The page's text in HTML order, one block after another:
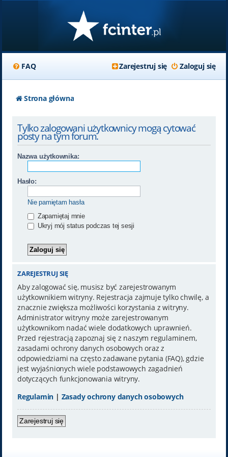
FAQ Zaloguj się
Zarejestruj się
Strona główna
Tylko zalogowani użytkownicy mogą cytować
posty na tym forum.
Nazwa użytkownika:
Hasło:
Nie pamiętam hasła
Zapamiętaj mnie
Ukryj mój status podczas tej sesji
ZAREJESTRUJ SIĘ
Aby zalogować się, musisz być zarejestrowanym
użytkownikiem witryny. Rejestracja zajmuje tylko chwilę, a
znacznie zwiększa możliwości korzystania z witryny.
Administrator witryny może zarejestrowanym
użytkownikom nadać wiele dodatkowych uprawnień.
Przed rejestracją zapoznaj się z naszym regulaminem,
zasadami ochrony danych osobowych oraz z
odpowiedziami na często zadawane pytania (FAQ), gdzie
jest wyjaśnionych wiele podstawowych zagadnień
dotyczących funkcjonowania witryny.
Regulamin | Zasady ochrony danych osobowych
Zarejestruj się